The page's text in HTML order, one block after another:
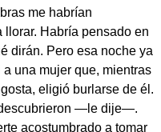
me habrían
Habría pensado en
dirán. Pero esa noche ya
una mujer que, mientras
eligió burlarse de él.
—le dije—.
acostumbrado a tomar